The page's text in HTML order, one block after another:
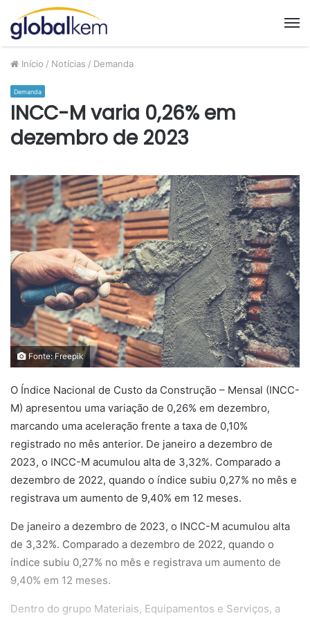
Início / Notícias / Demanda
Demanda
INCC-M varia 0,26% em
dezembro de 2023
Fonte: Freepik
O Índice Nacional de Custo da Construção – Mensal (INCC-
M) apresentou uma variação de 0,26% em dezembro,
marcando uma aceleração frente a taxa de 0,10%
registrado no mês anterior. De janeiro a dezembro de
2023, o INCC-M acumulou alta de 3,32%. Comparado a
dezembro de 2022, quando o índice subiu 0,27% no mês e
registrava um aumento de 9,40% em 12 meses.
De janeiro a dezembro de 2023, o INCC-M acumulou alta
de 3,32%. Comparado a dezembro de 2022, quando o
índice subiu 0,27% no mês e registrava um aumento de
9,40% em 12 meses.
Dentro do grupo Materiais, Equipamentos e Serviços, a